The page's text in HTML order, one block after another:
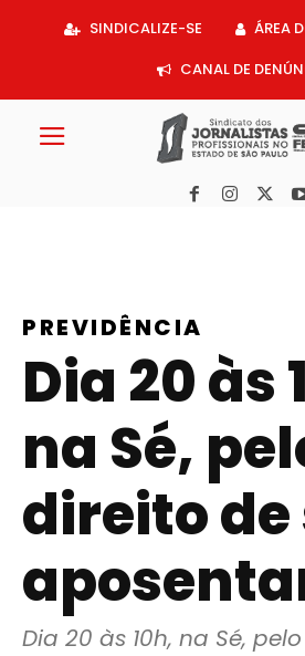
SINDICALIZE-SE
ÁREA
CANAL DE
PREVIDÊNCIA
Dia 20 às
na Sé,
direito de
Dia 20 às 10h, na Sé,